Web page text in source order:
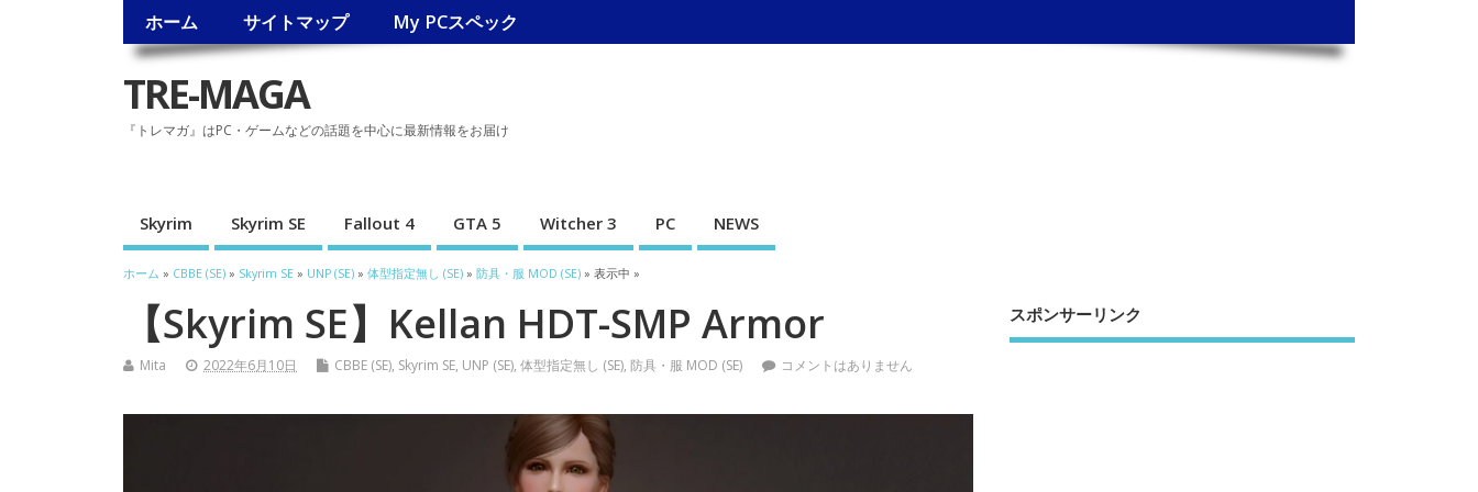
ホーム サイトマップ My PCスペック
TRE-MAGA
『トレマガ』はPC・ゲームなどの話題を中心に最新情報をお届け
Skyrim Skyrim SE Fallout 4 GTA 5 Witcher 3 PC NEWS
ホーム » CBBE (SE) » Skyrim SE » UNP (SE) » 体型指定無し (SE) » 防具・服 MOD (SE) » 表示中 »
【Skyrim SE】Kellan HDT-SMP Armor
Mita 2022年6月10日 CBBE (SE), Skyrim SE, UNP (SE), 体型指定無し (SE), 防具・服 MOD (SE) コメントはありません
スポンサーリンク